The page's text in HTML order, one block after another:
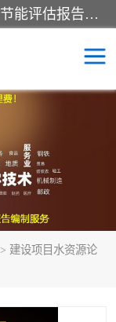
公司主营业务有地质灾害评估报告、节能评估报告、水土保持验收、水资源论证、土地复垦报告、项目可行性研究报告等。是经国家工商总局批准，在法律、法规、决定规定禁止的不得经营；法律、法规、决定规定应当许可（审批）的，经审批机关批准后凭许可（审批）文件经营;法律、法规，市场主体自主选择经营。
> 建设项目水资源论
报告
验收报告